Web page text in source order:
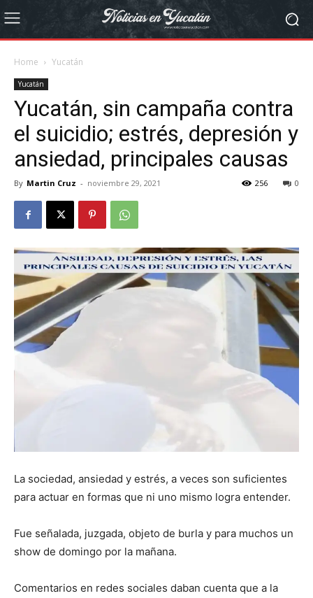
Home Yucatán
Yucatán
Yucatán, sin campaña contra
el suicidio; estrés, depresión y
ansiedad, principales causas
By Martin Cruz - noviembre 29, 2021 0
256
La sociedad, ansiedad y estrés, a veces son suficientes
para actuar en formas que ni uno mismo logra entender.
Fue señalada, juzgada, objeto de burla y para muchos un
show de domingo por la mañana.
Comentarios en redes sociales daban cuenta que a la